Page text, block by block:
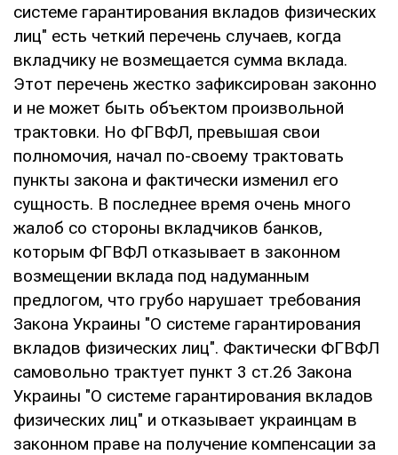
системе гарантирования вкладов физических
лиц" есть четкий перечень случаев, когда
вкладчику не возмещается сумма вклада.
Этот перечень жестко зафиксирован законно
и не может быть объектом произвольной
трактовки. Но ФГВФЛ, превышая свои
полномочия, начал по-своему трактовать
пункты закона и фактически изменил его
сущность. В последнее время очень много
жалоб со стороны вкладчиков банков,
которым ФГВФЛ отказывает в законном
возмещении вклада под надуманным
предлогом, что грубо нарушает требования
Закона Украины "О системе гарантирования
вкладов физических лиц". Фактически ФГВФЛ
самовольно трактует пункт 3 ст.26 Закона
Украины "О системе гарантирования вкладов
физических лиц" и отказывает украинцам в
законном праве на получение компенсации за